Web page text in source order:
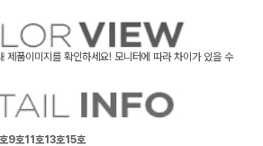
제품이미지를 확인하세요! 모니터에 따라 차이가 있을 수
9호11호13호15호